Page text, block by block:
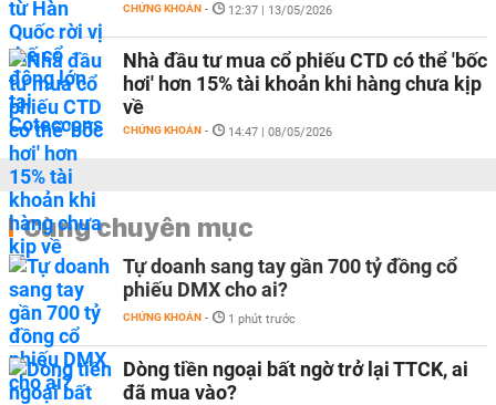
CHỨNG KHOÁN - 12:37 | 13/05/2026
Nhà đầu tư mua cổ phiếu CTD có thể 'bốc
hơi' hơn 15% tài khoản khi hàng chưa kịp
về
CHỨNG KHOÁN - 14:47 | 08/05/2026
Cùng chuyên mục
Tự doanh sang tay gần 700 tỷ đồng cổ
phiếu DMX cho ai?
CHỨNG KHOÁN - 1 phút trước
Dòng tiền ngoại bất ngờ trở lại TTCK, ai
đã mua vào?